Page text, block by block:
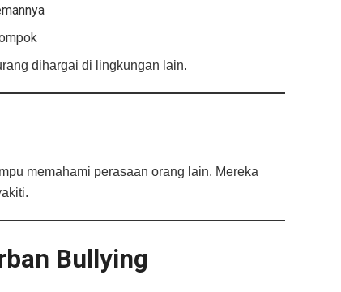
dihargai di lingkungan lain.
memahami perasaan orang lain. Mereka
Bullying